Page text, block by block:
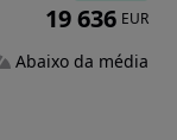
19 636 EUR
Abaixo da média